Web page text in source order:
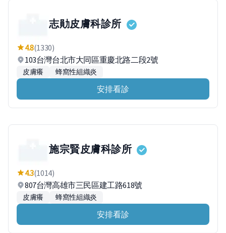
志勛皮膚科診所
4.8(1330)
103台灣台北市大同區重慶北路二段2號
皮膚癢 蜂窩性組織炎
安排看診
施宗賢皮膚科診所
4.3(1014)
807台灣高雄市三民區建工路618號
皮膚癢 蜂窩性組織炎
安排看診